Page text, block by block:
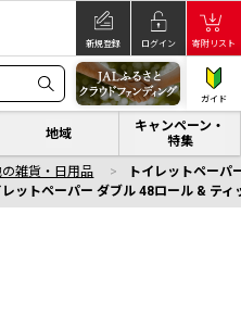
新規登録 ログイン 寄附リスト
ガイド
地域
キャンペーン・
特集
の雑貨・日用品
トイレットペーパ
レットペーパー ダブル 48ロール & テ